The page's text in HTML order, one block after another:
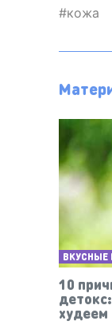
кожа
ВКУСНЫЕ
10
худеем